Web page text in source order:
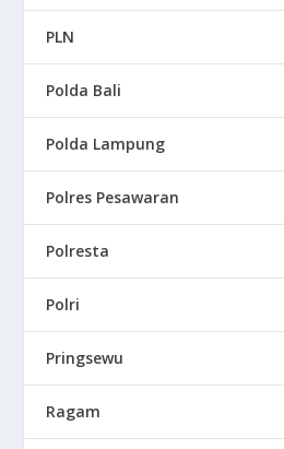
PLN
Polda Bali
Polda Lampung
Polres Pesawaran
Polresta
Polri
Pringsewu
Ragam